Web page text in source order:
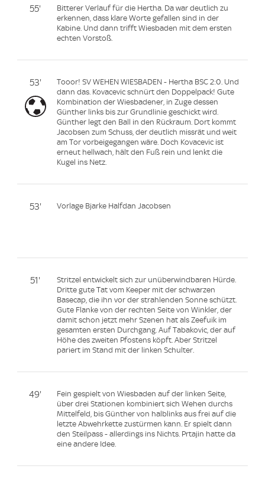
55'
Bitterer Verlauf für die Hertha. Da war deutlich zu
erkennen, dass klare Worte gefallen sind in der
Kabine. Und dann trifft Wiesbaden mit dem ersten
echten Vorstoß.
53'
Tooor! SV WEHEN WIESBADEN - Hertha BSC 2:0. Und
dann das. Kovacevic schnürt den Doppelpack! Gute
Kombination der Wiesbadener, in Zuge dessen
Günther links bis zur Grundlinie geschickt wird.
Günther legt den Ball in den Rückraum. Dort kommt
Jacobsen zum Schuss, der deutlich missrät und weit
am Tor vorbeigegangen wäre. Doch Kovacevic ist
erneut hellwach, hält den Fuß rein und lenkt die
Kugel ins Netz.
53' Vorlage Bjarke Halfdan Jacobsen
51'
Stritzel entwickelt sich zur unüberwindbaren Hürde.
Dritte gute Tat vom Keeper mit der schwarzen
Basecap, die ihn vor der strahlenden Sonne schützt.
Gute Flanke von der rechten Seite von Winkler, der
damit schon jetzt mehr Szenen hat als Zeefuik im
gesamten ersten Durchgang. Auf Tabakovic, der auf
Höhe des zweiten Pfostens köpft. Aber Stritzel
pariert im Stand mit der linken Schulter.
49'
Fein gespielt von Wiesbaden auf der linken Seite,
über drei Stationen kombiniert sich Wehen durchs
Mittelfeld, bis Günther von halblinks aus frei auf die
letzte Abwehrkette zustürmen kann. Er spielt dann
den Steilpass - allerdings ins Nichts. Prtajin hatte da
eine andere Idee.